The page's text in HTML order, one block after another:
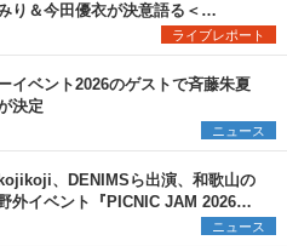
り＆今田優衣が決意語る＜
制1st Oneman Live はじまりの夏
ライブレポート
イベント2026のゲストで斉藤朱夏
決定
ニュース
、DENIMSら出演、和歌山の
外イベント『PICNIC JAM 2026』
売開始
ニュース